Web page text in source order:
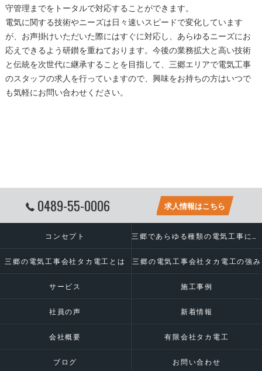
守管理までをトータルで対応することができます。
電気に関する技術やニーズは日々速いスピードで変化しています
が、お声掛けいただいた際にはすぐに対応し、あらゆるニーズにお
応えできるよう研鑚を重ねております。今後の業務拡大と高い技術
と伝統を次世代に継承することを目指して、 三郷エリアで電気工事
のスタッフの求人を行っていますので、興味をお持ちの方はいつで
も気軽にお問い合わせください。
0489-55-0006 求人情報はこちら
コンセプト
三郷の電気工事会社タカ電工とは 三郷の電気工事会社タカ電工の強み
サービス 施工事例
社員の声 新着情報
会社概要 有限会社タカ電工
ブログ お問い合わせ